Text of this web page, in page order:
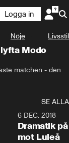
Logga in
Nöje Livsstil
Modo
matchen - den
SE ALLA
6 DEC. 2018
Dramatik
mot Luleå